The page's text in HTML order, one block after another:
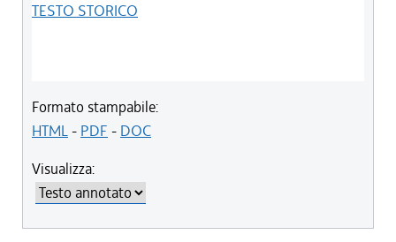
TESTO STORICO
Formato stampabile:
HTML- PDF - DOC
Visualizza: